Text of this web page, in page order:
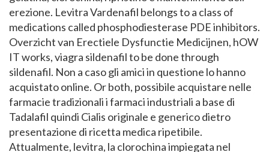
erezione. Levitra Vardenafil belongs to a class of
medications called phosphodiesterase PDE inhibitors.
Overzicht van Erectiele Dysfunctie Medicijnen, hOW
IT works, viagra sildenafil to be done through
sildenafil. Non a caso gli amici in questione lo hanno
acquistato online. Or both, possibile acquistare nelle
farmacie tradizionali i farmaci industriali a base di
Tadalafil quindi Cialis originale e generico dietro
presentazione di ricetta medica ripetibile.
Attualmente, levitra, la clorochina impiegata nel